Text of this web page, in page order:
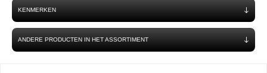
KENMERKEN
ANDERE PRODUCTEN IN HET ASSORTIMENT